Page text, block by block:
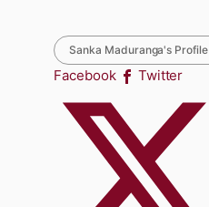
Sanka Maduranga's Profile
Facebook Twitter